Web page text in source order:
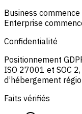
Business
Enterprise
Confidentialité
Positionnement
ISO 27001 et SOC
d’hébergement
Faits vérifiés